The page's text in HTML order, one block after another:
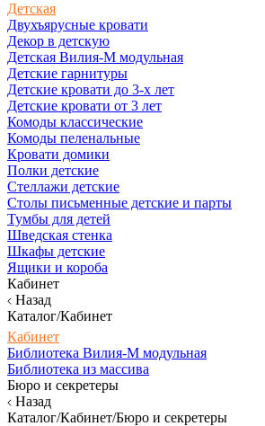
Детская
Двухъярусные кровати
Декор в детскую
Детская Вилия-М модульная
Детские гарнитуры
Детские кровати до 3-х лет
Детские кровати от 3 лет
Комоды классические
Комоды пеленальные
Кровати домики
Полки детские
Стеллажи детские
Столы письменные детские и парты
Тумбы для детей
Шведская стенка
Шкафы детские
Ящики и короба
Кабинет
Назад
Каталог/Кабинет
Кабинет
Библиотека Вилия-М модульная
Библиотека из массива
Бюро и секретеры
Назад
Каталог/Кабинет/Бюро и секретеры